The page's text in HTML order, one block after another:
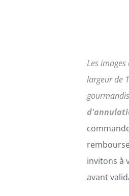
Les
largeur de
invitons à
avant